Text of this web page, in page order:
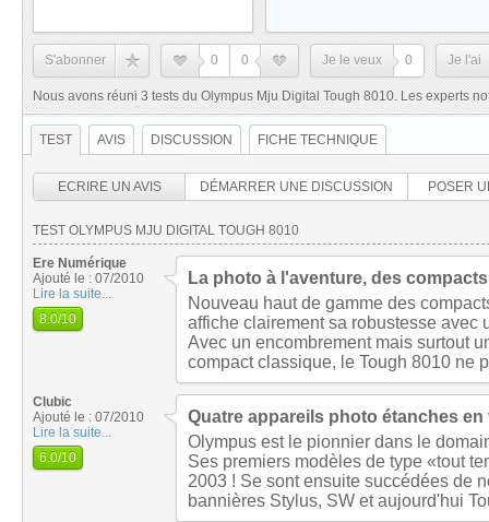
S'abonner 0 0 Je le veux 0 Je l'ai
Nous avons réuni 3 tests du Olympus Mju Digital Tough 8010. Les experts
TEST AVIS DISCUSSION FICHE TECHNIQUE
ECRIRE UN AVIS DÉMARRER UNE DISCUSSION POSER
TEST OLYMPUS MJU DIGITAL TOUGH 8010
Ere Numérique
Ajouté le : 07/2010
Lire la suite...
8.0/10
La photo à l'aventure, des
Nouveau haut de gamme des
affiche clairement sa robustesse avec
Avec un encombrement mais surtout
compact classique, le Tough 8010 ne
Clubic
Ajouté le : 07/2010
Lire la suite...
6.0/10
Quatre appareils photo étanches en
Olympus est le pionnier dans le
Ses premiers modèles de type «tout
2003 ! Se sont ensuite succédées de
bannières Stylus, SW et aujourd'hui